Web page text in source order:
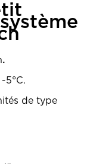
.
5°C.
de type